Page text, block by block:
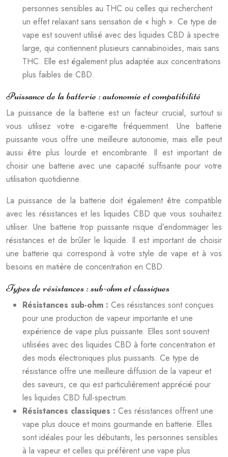
personnes sensibles au THC ou celles qui recherchent
un effet relaxant sans sensation de « high ». Ce type de
vape est souvent utilisé avec des liquides CBD à spectre
large, qui contiennent plusieurs cannabinoïdes, mais sans
THC. Elle est également plus adaptée aux concentrations
plus faibles de CBD.
Puissance de la batterie : autonomie et compatibilité
La puissance de la batterie est un facteur crucial, surtout si
vous utilisez votre e-cigarette fréquemment. Une batterie
puissante vous offre une meilleure autonomie, mais elle peut
aussi être plus lourde et encombrante. Il est important de
choisir une batterie avec une capacité suffisante pour votre
utilisation quotidienne.
La puissance de la batterie doit également être compatible
avec les résistances et les liquides CBD que vous souhaitez
utiliser. Une batterie trop puissante risque d’endommager les
résistances et de brûler le liquide. Il est important de choisir
une batterie qui correspond à votre style de vape et à vos
besoins en matière de concentration en CBD.
Types de résistances : sub-ohm et classiques
Résistances sub-ohm : Ces résistances sont conçues
pour une production de vapeur importante et une
expérience de vape plus puissante. Elles sont souvent
utilisées avec des liquides CBD à forte concentration et
des mods électroniques plus puissants. Ce type de
résistance offre une meilleure diffusion de la vapeur et
des saveurs, ce qui est particulièrement apprécié pour
les liquides CBD full-spectrum.
Résistances classiques : Ces résistances offrent une
vape plus douce et moins gourmande en batterie. Elles
sont idéales pour les débutants, les personnes sensibles
à la vapeur et celles qui préfèrent une vape plus